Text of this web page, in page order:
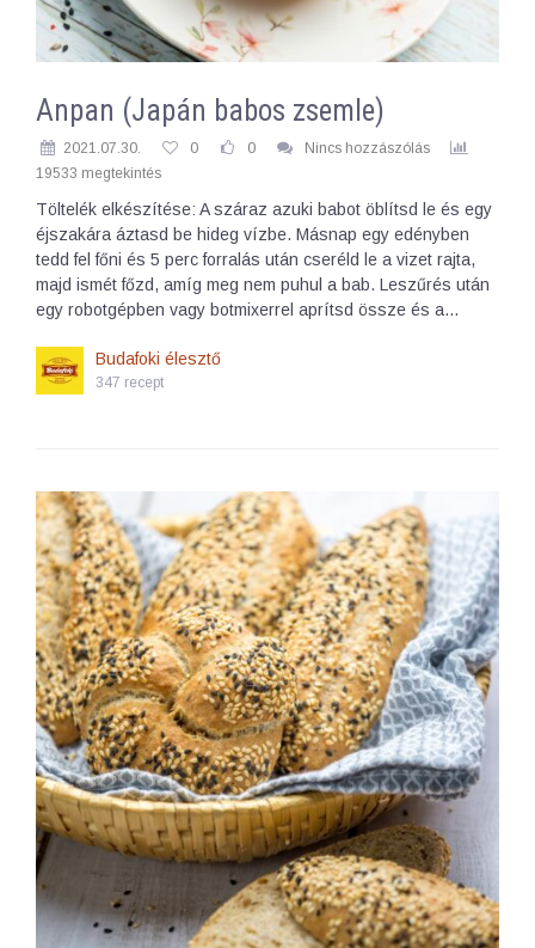
Anpan (Japán babos zsemle)
2021.07.30. 0 0
Nincs hozzászólás
19533 megtekintés
Töltelék elkészítése: A száraz azuki babot öblítsd le és egy
éjszakára áztasd be hideg vízbe. Másnap egy edényben
tedd fel főni és 5 perc forralás után cseréld le a vizet rajta,
majd ismét főzd, amíg meg nem puhul a bab. Leszűrés után
egy robotgépben vagy botmixerrel aprítsd össze és a…
Budafoki élesztő
347 recept